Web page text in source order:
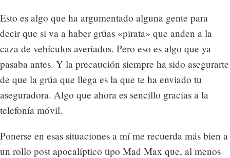
Esto es algo que ha argumentado alguna gente para
decir que si va a haber grúas «pirata» que anden a la
caza de vehículos averiados. Pero eso es algo que ya
pasaba antes. Y la precaución siempre ha sido asegurarte
de que la grúa que llega es la que te ha enviado tu
aseguradora. Algo que ahora es sencillo gracias a la
telefonía móvil.
Ponerse en esas situaciones a mí me recuerda más bien a
un rollo post apocalíptico tipo Mad Max que, al menos